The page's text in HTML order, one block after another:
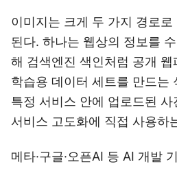
이미지는 크게 두 가지 경로
된다. 하나는 웹상의 정보를 수
해 검색엔진 색인처럼 공개
학습용 데이터 세트를 만드는
특정 서비스 안에 업로드된
서비스 고도화에 직접 사용하
메타·구글·오픈AI 등 AI 개발